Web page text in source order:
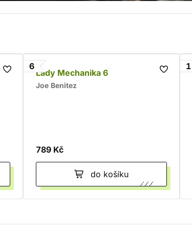
6
Lady Mechanika 6
Joe Benitez
789 Kč
do košíku
1